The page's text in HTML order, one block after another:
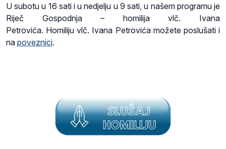
U subotu u 16 sati i u nedjelju u 9 sati, u našem programu je
Riječ Gospodnja – homilija vlč. Ivana
Petrovića. Homiliju vlč. Ivana Petrovića možete poslušati i
na poveznici.